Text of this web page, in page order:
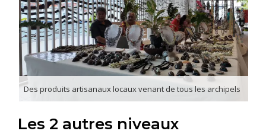
Des produits artisanaux locaux venant de tous les archipels
Les 2 autres niveaux